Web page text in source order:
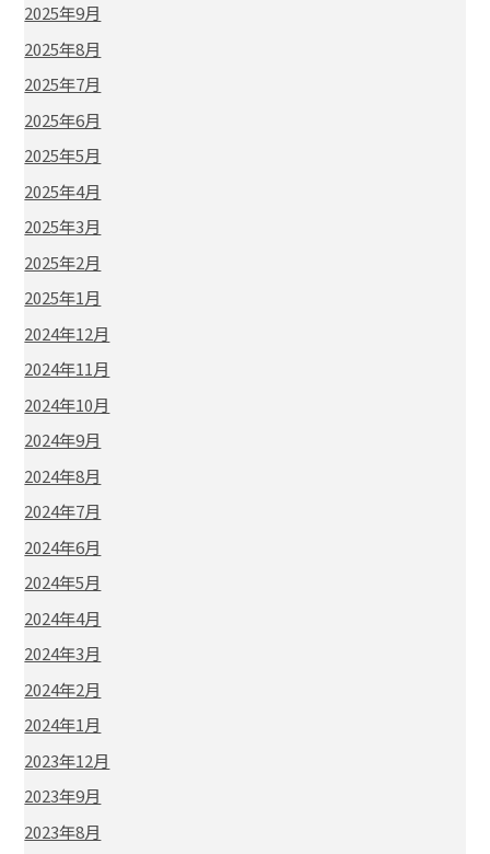
2025年9月
2025年8月
2025年7月
2025年6月
2025年5月
2025年4月
2025年3月
2025年2月
2025年1月
2024年12月
2024年11月
2024年10月
2024年9月
2024年8月
2024年7月
2024年6月
2024年5月
2024年4月
2024年3月
2024年2月
2024年1月
2023年12月
2023年9月
2023年8月